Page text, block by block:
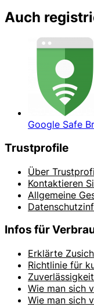
Auch
Google Safe
Trustprofile
Über
Kontaktieren
Allgemeine
Infos für
Erklärte
Richtlinie für
Wie man sich
Wie man sich